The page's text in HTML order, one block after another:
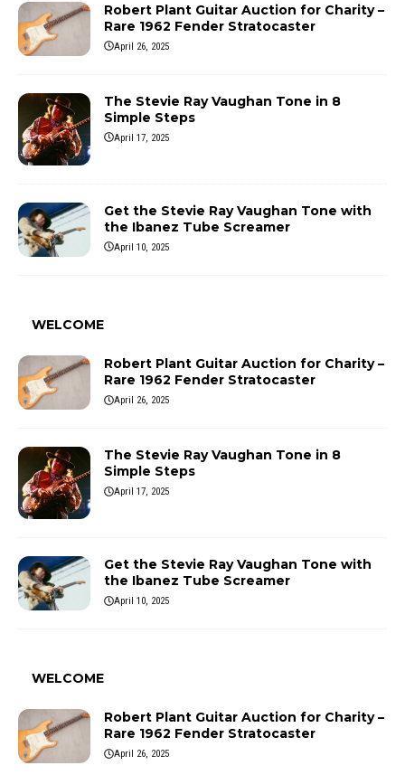
Robert Plant Guitar Auction for Charity –
Rare 1962 Fender Stratocaster
April 26, 2025
The Stevie Ray Vaughan Tone in 8
Simple Steps
April 17, 2025
Get the Stevie Ray Vaughan Tone with
the Ibanez Tube Screamer
April 10, 2025
WELCOME
Robert Plant Guitar Auction for Charity –
Rare 1962 Fender Stratocaster
April 26, 2025
The Stevie Ray Vaughan Tone in 8
Simple Steps
April 17, 2025
Get the Stevie Ray Vaughan Tone with
the Ibanez Tube Screamer
April 10, 2025
WELCOME
Robert Plant Guitar Auction for Charity –
Rare 1962 Fender Stratocaster
April 26, 2025